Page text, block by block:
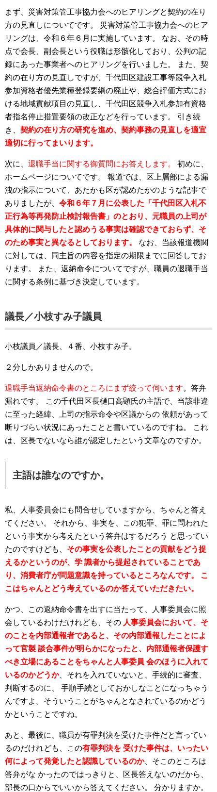
まず、災害対策管工事協力会へのヒアリングと契約の在り
方の見直しについてです。
災害対策管工事協力会へのヒア
リングは、令和６年６月に実施しています。
なお、その時
点で会長、副会長という役職は形骸化しており、公判の記
録にあった事業者へのヒアリングを行いました。
また、契
約の在り方の見直しですが、千代田区建設工事等競争入札
参加資格者優先業種登録要綱の廃止や、総合評価方式にお
ける地域貢献項目の見直し、千代田区競争入札参加有資格
者指名停止措置要領の改正などを行っています。
引き続
き、 契約の在り方の研究を進め、契約事務の見直しを適宜
適切に行ってまいります。
次に、 退職手当に関する御質問にお答えします。
初めに、
ホームページについてです。
報道では、区上層部による漏
洩の指示について、あたかも区が認めたかのような記事で
ありましたが、 令和６年７月に公表した「千代田区入札不
正行為等再発防止検討報告書」のとおり、元職員の上司が
具体的に関与したと認めうる事実は確認できておらず、そ
のため事実と異なるとしております。
なお、当該報道機関
に対しては、同主旨の内容を指定の期限までに回答してお
ります。
また、返納命令についてですが、職員の退職手当
に関する条例に基づき決定しています。
議長／小枝すみ子議員
小枝議員／議長、４番、小枝すみ子。
２分しかありませんので。
退職手当返納命令書のところにまず絞って伺います。答弁
漏れです。
この千代田区長樋口高顕氏の主語で、当該非違
に至った経緯、上司の指示命令や区議からの 依頼があって
断りづらい状況にあったことと書いているのですね。
これ
は、区長でないなら誰が認定したという文章なのですか。
主語は誰なのですか。
私、人事委員会にも問合せしていますから、ちゃんと答え
てください。
それから、事実を、この犯罪、罪に問われた
という事実から考えたという答弁はするだろう と思ってい
たのですけども、 その事実を公表したことの貢献をどう捉
えるかというのが、学 識者から提起されていることであ
り、消費者庁が問題意識を持っているところなんです。
こ
こはちゃんとどう考えているのか答えていただきたい。
かつ、この返納命令書を出すに当たって、人事委員会に照
会しているわけだけれども、その 人事委員会において、そ
のことを内部通報者であると、その内部通報したことによ
って官製 談合事件が明らかになったと、内部通報者保護す
べき立場にあることをちゃんと人事委員 会のほうに入れて
いるのかどうか、それを入れていないと、手続的に審査、
判断するのに、
手順手続としておかしなことになっちゃう
んですよ。そういうことがちゃんとなされているのかどう
かということですね。
あと、最後に、職員が有罪判決を受けた事件だと言ってい
るのだけれども、この有罪判決を 受けた事件は、いったい
何によって発覚したと認識しているのか、そこのところは
答弁がな かったのではっきりと、区長答えないのだから、
部長の口からでいいから答えてください。
分かりますか。